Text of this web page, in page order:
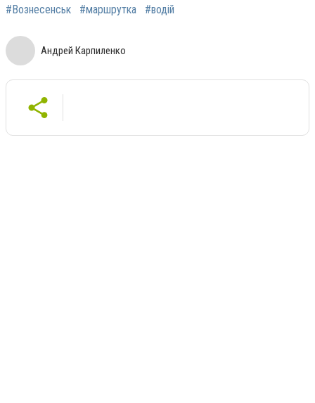
#Вознесенськ #маршрутка #водій
Андрей Карпиленко